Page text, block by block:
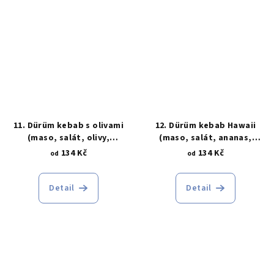
11. Dürüm kebab s olivami
(maso, salát, olivy,
dresing, tortilla)
od 134 Kč
Detail
12. Dürüm kebab Hawaii
(maso, salát, ananas,
dresing, tortilla)
od 134 Kč
Detail